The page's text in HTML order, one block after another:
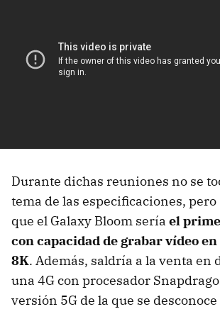
Durante dichas reuniones no se
tema de las especificaciones, pero
que el Galaxy Bloom sería el
con capacidad de grabar vídeo
8K. Además, saldría a la venta en
una 4G con procesador
versión 5G de la que se